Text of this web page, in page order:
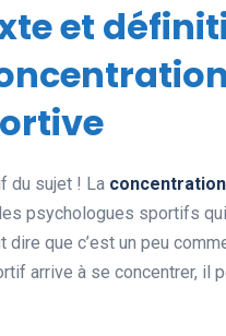
et
du sujet ! La concentration
psychologues sportifs
dire que c’est un peu
arrive à se concentrer,